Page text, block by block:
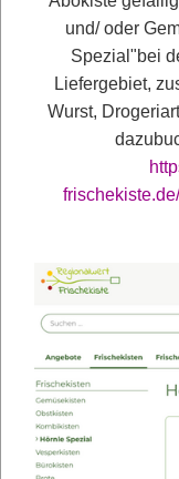
Demeter-
seine
Badische Zeitung:
Rot, süß und
Naturgut Hörnle
Aufwand für
Hofläden
Kunden
Gedanken"
und/ oder
Spezial"bei
Liefergebiet,
Wurst,